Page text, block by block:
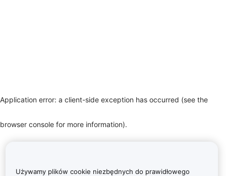
Application error: a client-side exception has occurred (see the
browser console for more information).
Używamy plików cookie niezbędnych do prawidłowego